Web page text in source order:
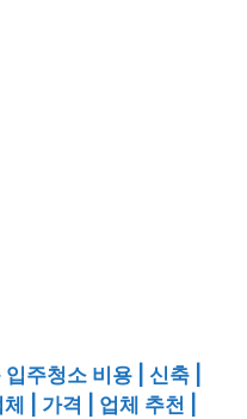
주청소 비용 | 신축 |
| 가격 | 업체 추천 |